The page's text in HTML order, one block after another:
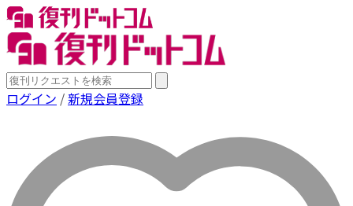
ログイン /新規会員登録